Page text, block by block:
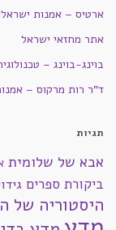
ארטיס – אמנות
אתר מחזאי ישראל
בוינג-בוינג –
ד"ר רות מרקוס –
תגיות
אבא של שלומית
ביקורת ספרים
היסטוריה של